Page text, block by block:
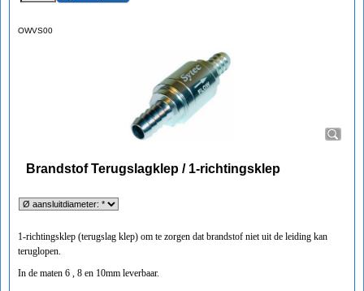
OWVS00
Brandstof Terugslagklep / 1-richtingsklep
1-richtingsklep (terugslag klep) om te zorgen dat brandstof niet uit de leiding kan
teruglopen.
In de maten 6 , 8 en 10mm leverbaar.